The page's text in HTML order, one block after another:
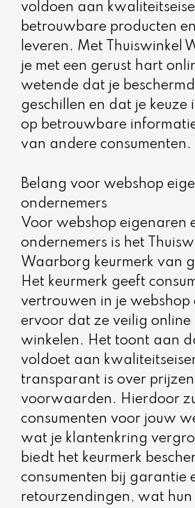
voldoen aan
betrouwbare producten
leveren. Met Thuiswinkel
je met een gerust hart
wetende dat je
geschillen en dat je keuze
op betrouwbare
van andere consumenten.
Belang voor webshop
ondernemers
Voor webshop eigenaren
ondernemers is het
Waarborg keurmerk van
Het keurmerk geeft
vertrouwen in je webshop
ervoor dat ze veilig online
winkelen. Het toont aan
voldoet aan
transparant is over prijzen
voorwaarden. Hierdoor
consumenten voor jouw
wat je klantenkring
biedt het keurmerk
consumenten bij garantie
retourzendingen, wat